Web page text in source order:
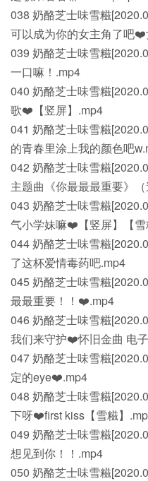
038 奶酪芝士味雪糍
可以成为你的女主角了吧
039 奶酪芝士味雪糍
一口嘛！.mp4
040 奶酪芝士味雪糍
歌❤️【竖屏】.mp4
041 奶酪芝士味雪糍
的青春里涂上我的颜色吧
042 奶酪芝士味雪糍
主题曲《你最最最重要》
043 奶酪芝士味雪糍
气小学妹嘛❤️【竖屏】【
044 奶酪芝士味雪糍
了这杯爱情毒药吧.mp4
045 奶酪芝士味雪糍
最最重要！！❤️.mp4
046 奶酪芝士味雪糍
我们来守护❤️怀旧金曲 电
047 奶酪芝士味雪糍
定的eye❤️.mp4
048 奶酪芝士味雪糍
下呀❤️first kiss【雪糍】
049 奶酪芝士味雪糍
想见到你！！.mp4
050 奶酪芝士味雪糍